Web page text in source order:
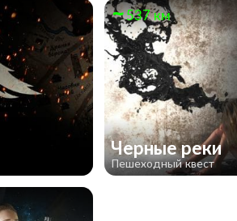
537 км
Черные реки
Пешеходный квест